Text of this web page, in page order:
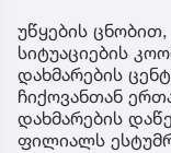
უწყების
სიტუაციების
დახმარების
ჩიქოვანთან
დახმარების
ფილიალს